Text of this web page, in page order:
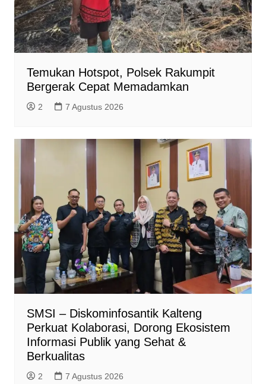
Temukan Hotspot, Polsek Rakumpit
Bergerak Cepat Memadamkan
2 7 Agustus 2026
SMSI – Diskominfosantik Kalteng
Perkuat Kolaborasi, Dorong Ekosistem
Informasi Publik yang Sehat &
Berkualitas
2 7 Agustus 2026